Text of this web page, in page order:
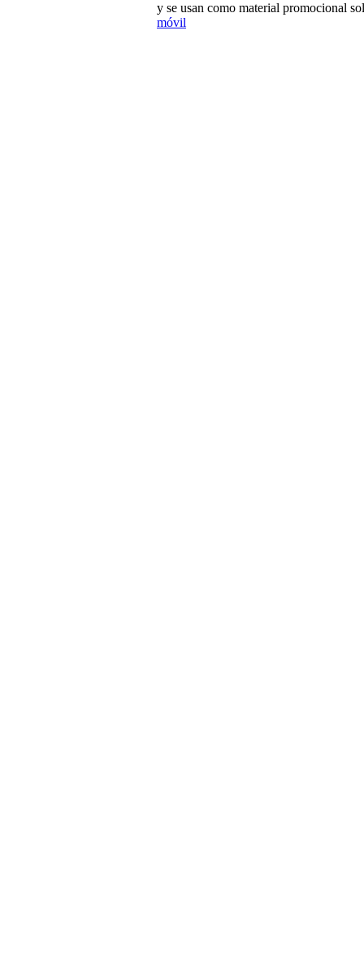
y se usan como material promocional
móvil